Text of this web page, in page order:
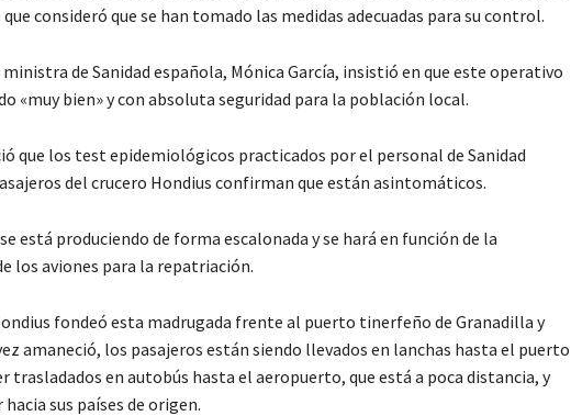
consideró que se han tomado las medidas adecuadas para su control.
de Sanidad española, Mónica García, insistió en que este operativo
«muy bien» y con absoluta seguridad para la población local.
que los test epidemiológicos practicados por el personal de Sanidad
del crucero Hondius confirman que están asintomáticos.
está produciendo de forma escalonada y se hará en función de la
los aviones para la repatriación.
fondeó esta madrugada frente al puerto tinerfeño de Granadilla y
amaneció, los pasajeros están siendo llevados en lanchas hasta el puerto
trasladados en autobús hasta el aeropuerto, que está a poca distancia, y
sus países de origen.